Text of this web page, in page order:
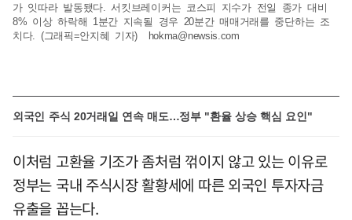
가 잇따라 발동됐다. 서킷브레이커는 코스피 지수가 전일 종가 대비
8% 이상 하락해 1분간 지속될 경우 20분간 매매거래를 중단하는 조
치다. (그래픽=안지혜 기자)
hokma@newsis.com
외국인 주식 20거래일 연속 매도…정부 "환율 상승 핵심 요인"
이처럼 고환율 기조가 좀처럼 꺾이지 않고 있는 이유로
정부는 국내 주식시장 활황세에 따른 외국인 투자자금
유출을 꼽는다.